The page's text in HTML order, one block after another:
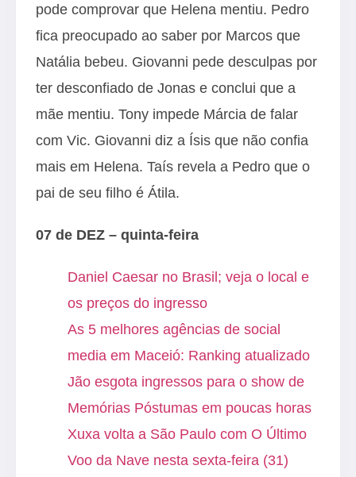
pode comprovar que Helena mentiu. Pedro
fica preocupado ao saber por Marcos que
Natália bebeu. Giovanni pede desculpas por
ter desconfiado de Jonas e conclui que a
mãe mentiu. Tony impede Márcia de falar
com Vic. Giovanni diz a Ísis que não confia
mais em Helena. Taís revela a Pedro que o
pai de seu filho é Átila.
07 de DEZ – quinta-feira
Daniel Caesar no Brasil; veja o local e
os preços do ingresso
As 5 melhores agências de social
media em Maceió: Ranking atualizado
Jão esgota ingressos para o show de
Memórias Póstumas em poucas horas
Xuxa volta a São Paulo com O Último
Voo da Nave nesta sexta-feira (31)